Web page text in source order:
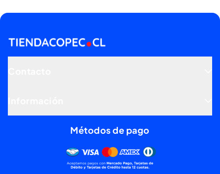
Métodos de pago